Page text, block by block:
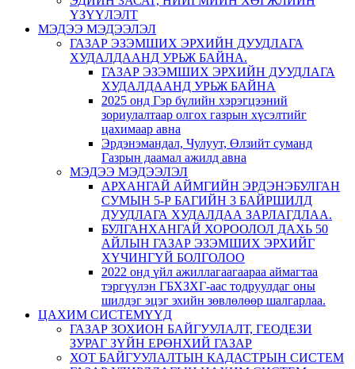
ҮЗҮҮЛЭЛТ
МЭДЭЭ МЭДЭЭЛЭЛ
ГАЗАР ЭЗЭМШИХ ЭРХИЙН ДУУДЛАГА
ХУДАЛДААНД УРЬЖ БАЙНА.
ГАЗАР ЭЗЭМШИХ ЭРХИЙН ДУУДЛАГА
ХУДАЛДААНД УРЬЖ БАЙНА
2025 онд Гэр бүлийн хэрэгцээний
зориулалтаар олгох газрын хүсэлтийг
цахимаар авна
Эрдэнэмандал, Чулуут, Өлзийт суманд
Газрын даамал ажилд авна
МЭДЭЭ МЭДЭЭЛЭЛ
АРХАНГАЙ АЙМГИЙН ЭРДЭНЭБУЛГАН
СУМЫН 5-Р БАГИЙН 3 БАЙРШИЛД
ДУУДЛАГА ХУДАЛДАА ЗАРЛАГДЛАА.
БУЛГАНХАНГАЙ ХОРООЛОЛ ДАХЬ 50
АЙЛЫН ГАЗАР ЭЗЭМШИХ ЭРХИЙГ
ХҮЧИНГҮЙ БОЛГОЛОО
2022 онд үйл ажиллагаагаараа аймагтаа
тэргүүлэн ГБХЗХГ-аас тодруулдаг оны
шилдэг эцэг эхийн зөвлөлөөр шалгарлаа.
ЦАХИМ СИСТЕМҮҮД
ГАЗАР ЗОХИОН БАЙГУУЛАЛТ, ГЕОДЕЗИ
ЗУРАГ ЗҮЙН ЕРӨНХИЙ ГАЗАР
ХОТ БАЙГУУЛАЛТЫН КАДАСТРЫН СИСТЕМ